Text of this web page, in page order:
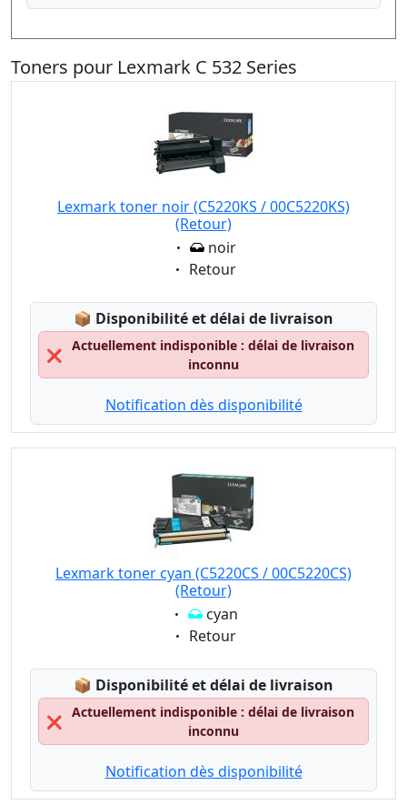
Toners pour Lexmark C 532 Series
Lexmark toner noir (C5220KS / 00C5220KS)
(Retour)
Eigenschaft:
noir
Eigenschaft:
Retour
📦 Lagerstatus:
Disponibilité et délai de livraison
❌
Actuellement indisponible : délai de livraison
inconnu
Notification dès disponibilité
Lexmark toner cyan (C5220CS / 00C5220CS)
(Retour)
Eigenschaft:
cyan
Eigenschaft:
Retour
📦 Lagerstatus:
Disponibilité et délai de livraison
❌
Actuellement indisponible : délai de livraison
inconnu
Notification dès disponibilité